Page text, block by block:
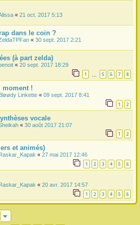
« 21 oct. 2017 5:13
dans le coin ?
« 30 sept. 2017 2:21
(à part zelda)
« 20 sept. 2017 18:29
1 5 6 7 8
moment !
Linkette « 09 sept. 2017 8:41
1 2
vocale
« 30 août 2017 21:07
1 2
et animés)
Raskar_Kapak « 27 mai 2017 12:46
1 2 3 4 5 6
« 20 avr. 2017 14:57
1 2 3 4 5 6